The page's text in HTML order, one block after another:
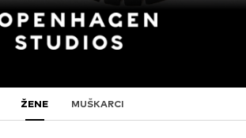
ŽENE MUŠKARCI